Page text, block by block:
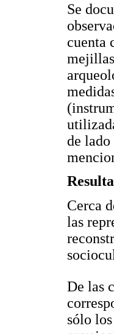
Se
cuenta
de
Cerca
las
De las
sólo